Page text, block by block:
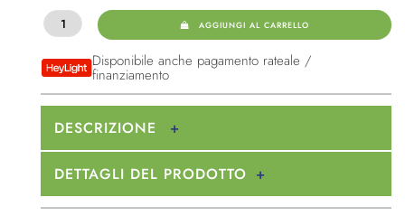
AGGIUNGI AL CARRELLO
Disponibile anche pagamento rateale /
finanziamento
DESCRIZIONE
DETTAGLI DEL PRODOTTO